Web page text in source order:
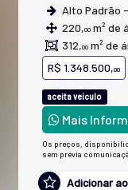
Alto Padrão
220,00 m² de
312,00 m² de
R$ 1.348.500,00
aceita veículo
Mais
Os preços,
sem prévia
Adicionar